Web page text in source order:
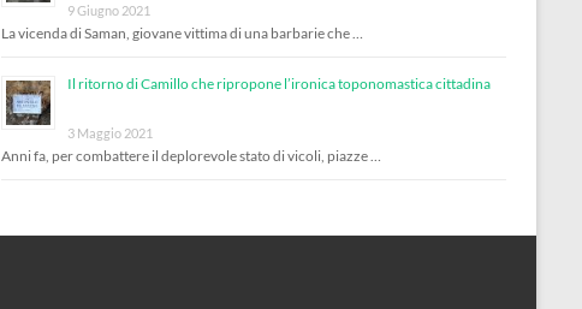
9 Giugno 2021
La vicenda di Saman, giovane vittima di una barbarie che …
Il ritorno di Camillo che ripropone l’ironica toponomastica cittadina
3 Maggio 2021
Anni fa, per combattere il deplorevole stato di vicoli, piazze …